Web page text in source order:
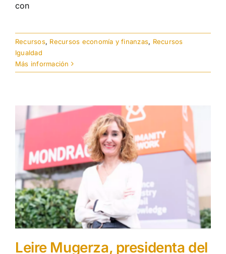
con
Recursos, Recursos economía y finanzas, Recursos
Igualdad
Más información
Leire Mugerza, presidenta del